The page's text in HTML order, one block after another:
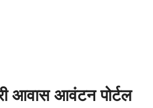
आवास आवंटन पोर्टल